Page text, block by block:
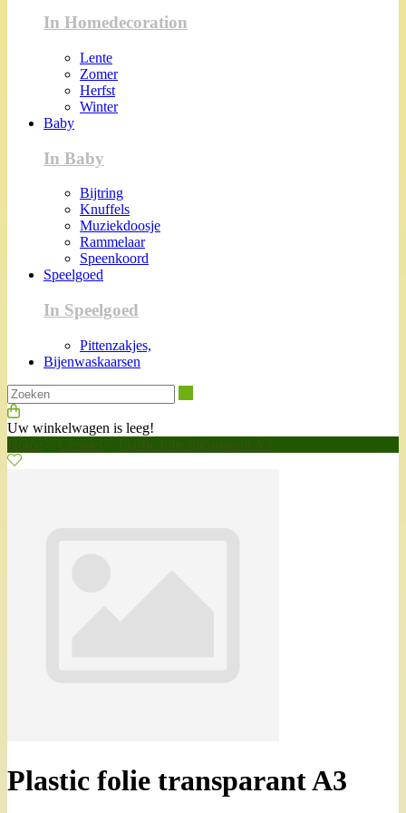
In Homedecoration
Lente
Zomer
Herfst
Winter
Baby
In Baby
Bijtring
Knuffels
Muziekdoosje
Rammelaar
Speenkoord
Speelgoed
In Speelgoed
Pittenzakjes,
Bijenwaskaarsen
Uw winkelwagen is leeg!
Home
Creatief Plastic folie transparant A3
Plastic folie transparant A3